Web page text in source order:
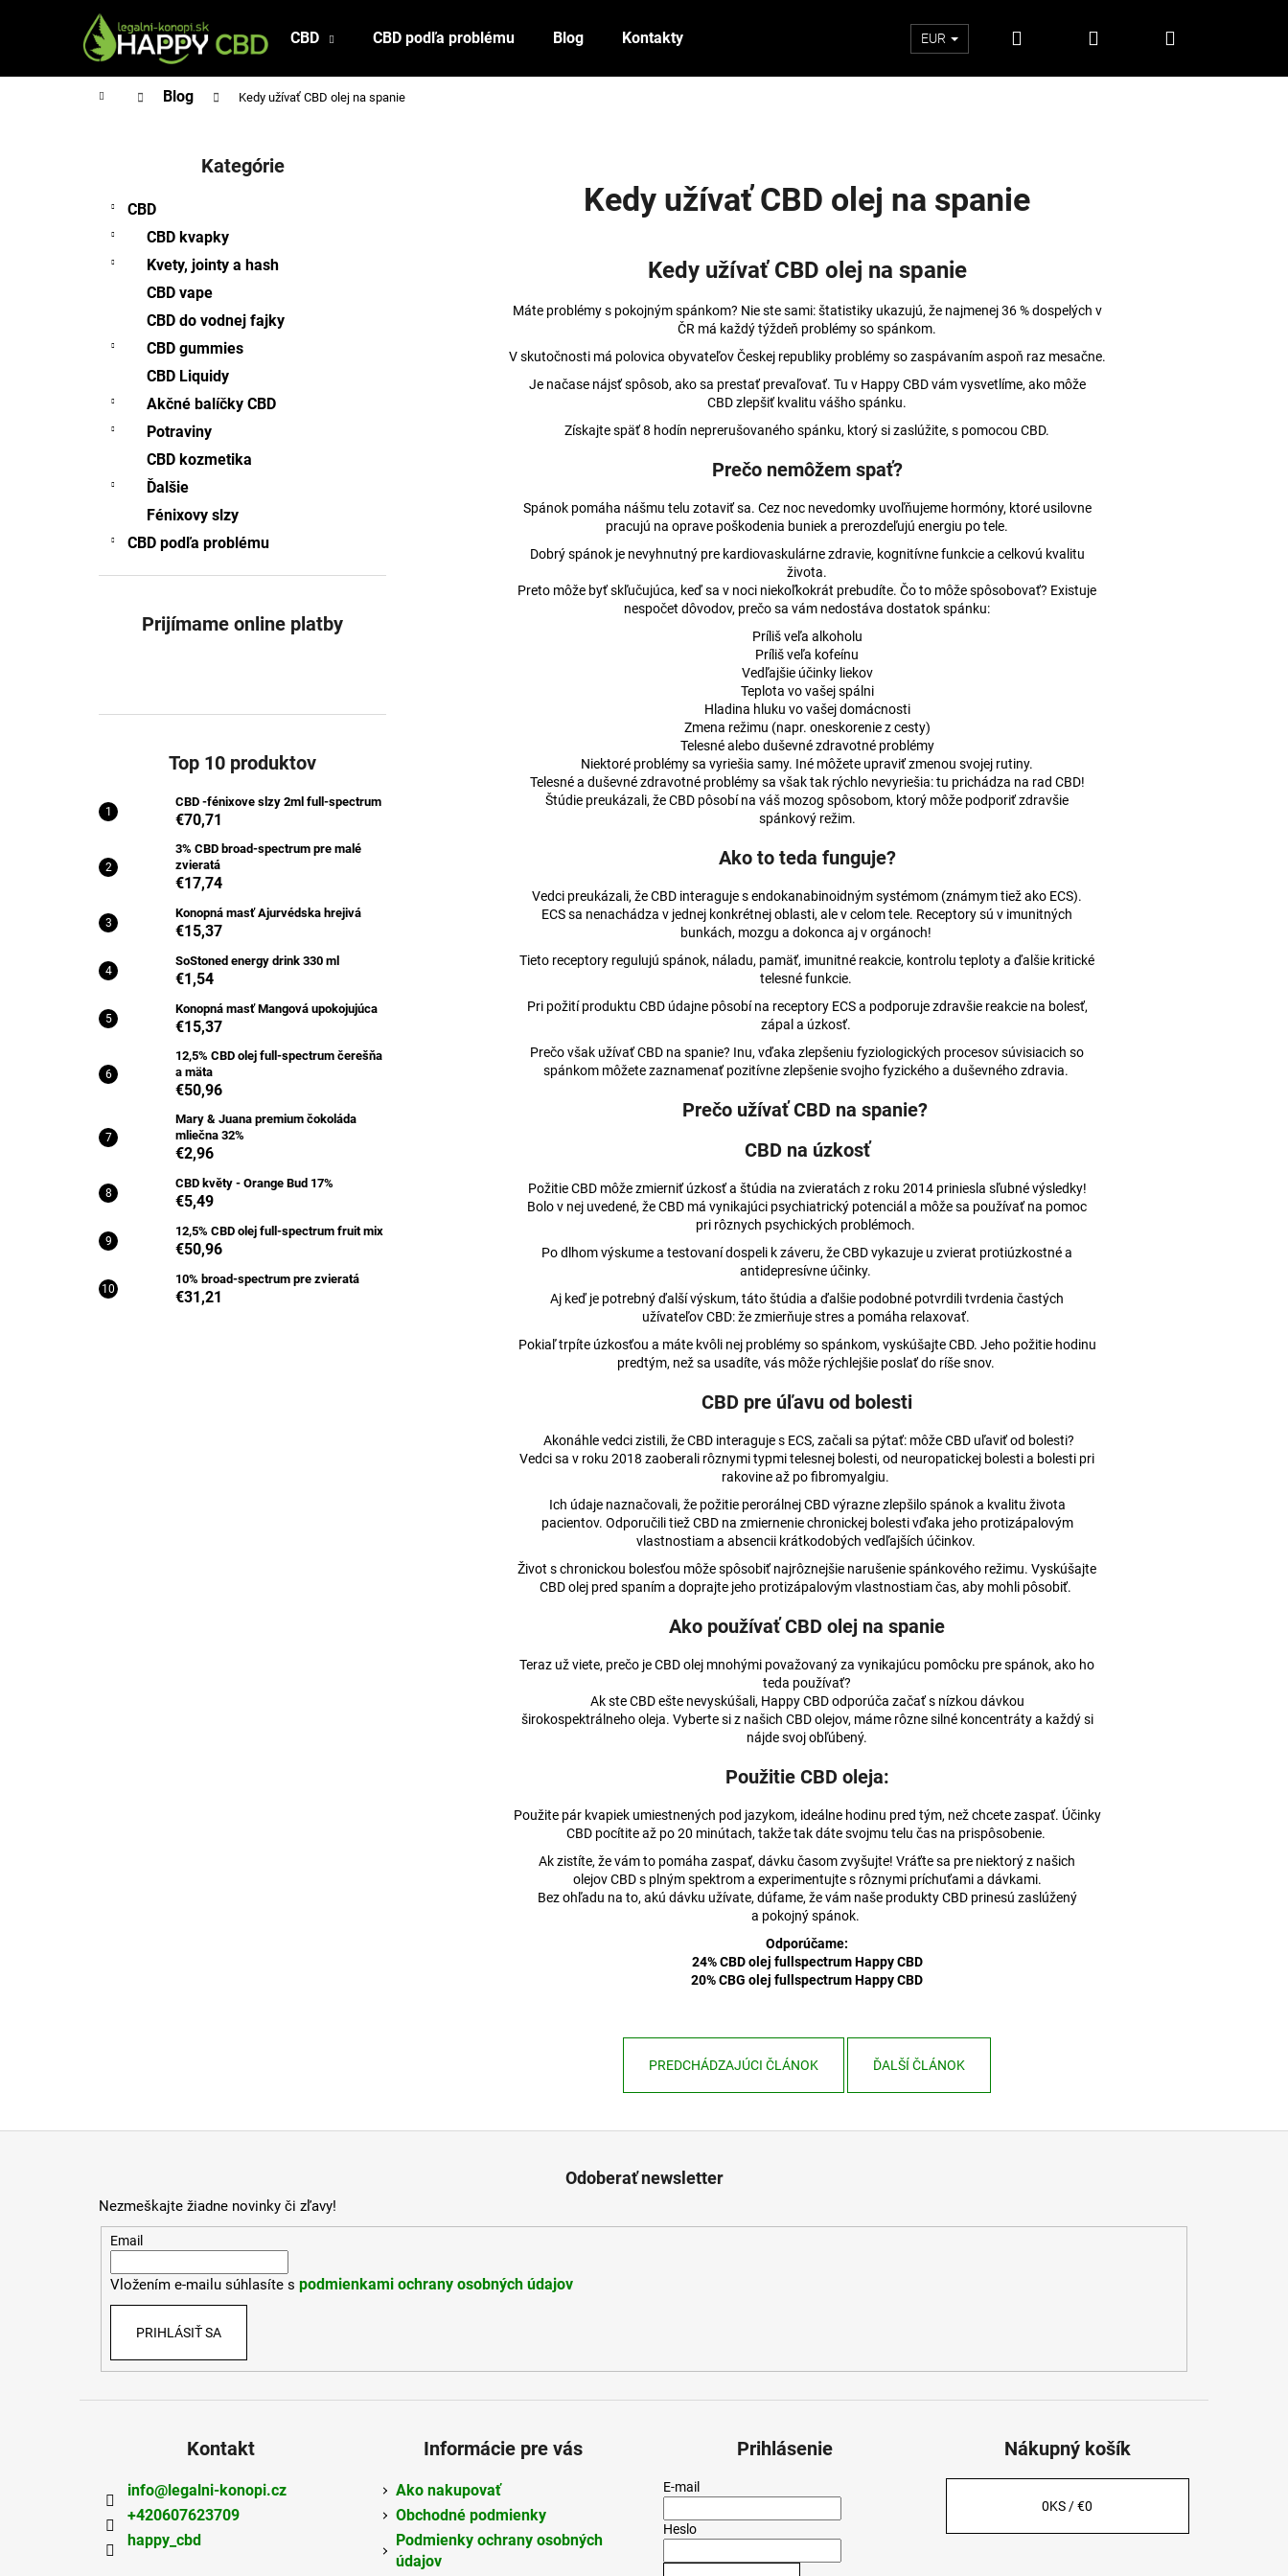
CBD CBD podľa problému Blog Kontakty EUR Prihlásenie
DomovBlog Kedy užívať CBD olej na spanie
Kategórie
CBD
CBD kvapky
Kvety, jointy a hash
CBD vape
CBD do vodnej fajky
CBD gummies
CBD Liquidy
Akčné balíčky CBD
Potraviny
CBD kozmetika
Ďalšie
Fénixovy slzy
CBD podľa problému
Prijímame online platby
Top 10 produktov
CBD -fénixove slzy 2ml full-spectrum
€70,71
3% CBD broad-spectrum pre malé
zvieratá
€17,74
Konopná masť Ajurvédska hrejivá
€15,37
SoStoned energy drink 330 ml
€1,54
Konopná masť Mangová upokojujúca
€15,37
12,5% CBD olej full-spectrum čerešňa
a mäta
€50,96
Mary & Juana premium čokoláda
mliečna 32%
€2,96
CBD květy - Orange Bud 17%
€5,49
12,5% CBD olej full-spectrum fruit mix
€50,96
10% broad-spectrum pre zvieratá
€31,21
Kedy užívať CBD olej na spanie
Kedy užívať CBD olej na spanie
Máte problémy s pokojným spánkom? Nie ste sami: štatistiky ukazujú, že najmenej 36 % dospelých v
ČR má každý týždeň problémy so spánkom.
V skutočnosti má polovica obyvateľov Českej republiky problémy so zaspávaním aspoň raz mesačne.
Je načase nájsť spôsob, ako sa prestať prevaľovať. Tu v Happy CBD vám vysvetlíme, ako môže
CBD zlepšiť kvalitu vášho spánku.
Získajte späť 8 hodín neprerušovaného spánku, ktorý si zaslúžite, s pomocou CBD.
Prečo nemôžem spať?
Spánok pomáha nášmu telu zotaviť sa. Cez noc nevedomky uvoľňujeme hormóny, ktoré usilovne
pracujú na oprave poškodenia buniek a prerozdeľujú energiu po tele.
Dobrý spánok je nevyhnutný pre kardiovaskulárne zdravie, kognitívne funkcie a celkovú kvalitu
života.
Preto môže byť skľučujúca, keď sa v noci niekoľkokrát prebudíte. Čo to môže spôsobovať? Existuje
nespočet dôvodov, prečo sa vám nedostáva dostatok spánku:
Príliš veľa alkoholu
Príliš veľa kofeínu
Vedľajšie účinky liekov
Teplota vo vašej spálni
Hladina hluku vo vašej domácnosti
Zmena režimu (napr. oneskorenie z cesty)
Telesné alebo duševné zdravotné problémy
Niektoré problémy sa vyriešia samy. Iné môžete upraviť zmenou svojej rutiny.
Telesné a duševné zdravotné problémy sa však tak rýchlo nevyriešia: tu prichádza na rad CBD!
Štúdie preukázali, že CBD pôsobí na váš mozog spôsobom, ktorý môže podporiť zdravšie
spánkový režim.
Ako to teda funguje?
Vedci preukázali, že CBD interaguje s endokanabinoidným systémom (známym tiež ako ECS).
ECS sa nenachádza v jednej konkrétnej oblasti, ale v celom tele. Receptory sú v imunitných
bunkách, mozgu a dokonca aj v orgánoch!
Tieto receptory regulujú spánok, náladu, pamäť, imunitné reakcie, kontrolu teploty a ďalšie kritické
telesné funkcie.
Pri požití produktu CBD údajne pôsobí na receptory ECS a podporuje zdravšie reakcie na bolesť,
zápal a úzkosť.
Prečo však užívať CBD na spanie? Inu, vďaka zlepšeniu fyziologických procesov súvisiacich so
spánkom môžete zaznamenať pozitívne zlepšenie svojho fyzického a duševného zdravia.
Prečo užívať CBD na spanie?
CBD na úzkosť
Požitie CBD môže zmierniť úzkosť a štúdia na zvieratách z roku 2014 priniesla sľubné výsledky!
Bolo v nej uvedené, že CBD má vynikajúci psychiatrický potenciál a môže sa používať na pomoc
pri rôznych psychických problémoch.
Po dlhom výskume a testovaní dospeli k záveru, že CBD vykazuje u zvierat protiúzkostné a
antidepresívne účinky.
Aj keď je potrebný ďalší výskum, táto štúdia a ďalšie podobné potvrdili tvrdenia častých
užívateľov CBD: že zmierňuje stres a pomáha relaxovať.
Pokiaľ trpíte úzkosťou a máte kvôli nej problémy so spánkom, vyskúšajte CBD. Jeho požitie hodinu
predtým, než sa usadíte, vás môže rýchlejšie poslať do ríše snov.
CBD pre úľavu od bolesti
Akonáhle vedci zistili, že CBD interaguje s ECS, začali sa pýtať: môže CBD uľaviť od bolesti?
Vedci sa v roku 2018 zaoberali rôznymi typmi telesnej bolesti, od neuropatickej bolesti a bolesti pri
rakovine až po fibromyalgiu.
Ich údaje naznačovali, že požitie perorálnej CBD výrazne zlepšilo spánok a kvalitu života
pacientov. Odporučili tiež CBD na zmiernenie chronickej bolesti vďaka jeho protizápalovým
vlastnostiam a absencii krátkodobých vedľajších účinkov.
Život s chronickou bolesťou môže spôsobiť najrôznejšie narušenie spánkového režimu. Vyskúšajte
CBD olej pred spaním a doprajte jeho protizápalovým vlastnostiam čas, aby mohli pôsobiť.
Ako používať CBD olej na spanie
Teraz už viete, prečo je CBD olej mnohými považovaný za vynikajúcu pomôcku pre spánok, ako ho
teda používať?
Ak ste CBD ešte nevyskúšali, Happy CBD odporúča začať s nízkou dávkou
širokospektrálneho oleja. Vyberte si z našich CBD olejov, máme rôzne silné koncentráty a každý si
nájde svoj obľúbený.
Použitie CBD oleja:
Použite pár kvapiek umiestnených pod jazykom, ideálne hodinu pred tým, než chcete zaspať. Účinky
CBD pocítite až po 20 minútach, takže tak dáte svojmu telu čas na prispôsobenie.
Ak zistíte, že vám to pomáha zaspať, dávku časom zvyšujte! Vráťte sa pre niektorý z našich
olejov CBD s plným spektrom a experimentujte s rôznymi príchuťami a dávkami.
Bez ohľadu na to, akú dávku užívate, dúfame, že vám naše produkty CBD prinesú zaslúžený
a pokojný spánok.
Odporúčame:
24% CBD olej fullspectrum Happy CBD
20% CBG olej fullspectrum Happy CBD
PREDCHÁDZAJÚCI ČLÁNOK ĎALŠÍ ČLÁNOK
Späť
do
Späť
do
CBD -FÉNIXOVE SLZY 2ML FULL-
SPECTRUM
€70,71
Pôvodne: €76,92
3% CBD BROAD-SPECTRUM PRE MALÉ
KONOPNÁ MASŤ AJURVÉDSKA HREJIVÁ
€15,37
Pôvodne: €16,24
Odoberať newsletter
Nezmeškajte žiadne novinky či zľavy!
Email
Vložením e-mailu súhlasíte s podmienkami ochrany osobných údajov
PRIHLÁSIŤ SA
Kontakt
info@legalni-konopi.cz
+420607623709
happy_cbd
Informácie pre vás
Ako nakupovať
Obchodné podmienky
Podmienky ochrany osobných
údajov
Prihlásenie
E-mail
Heslo
Nákupný košík
0KS /€0